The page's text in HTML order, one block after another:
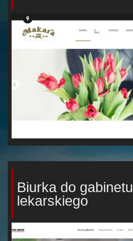
Biurka do gabinetu
lekarskiego